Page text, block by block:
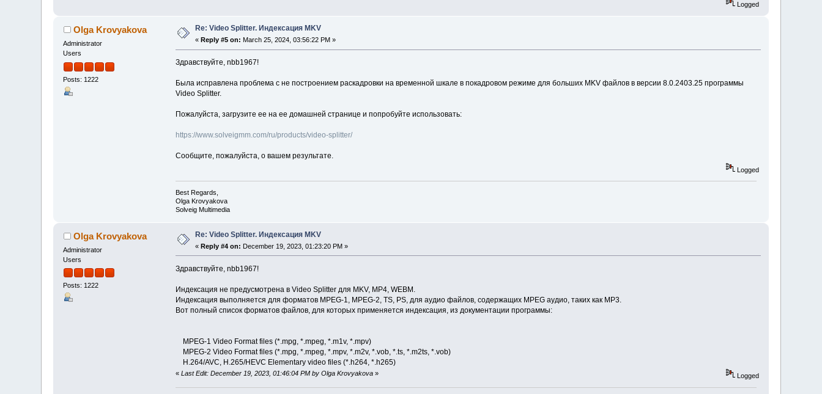
Logged
Olga Krovyakova
Administrator
Users
Posts: 1222
Re: Video Splitter. Индексация MKV
« Reply #5 on: March 25, 2024, 03:56:22 PM »
Здравствуйте, nbb1967!
Была исправлена проблема с не построением раскадровки на временной шкале в покадровом режиме для больших MKV файлов в версии 8.0.2403.25 программы
Video Splitter.
Пожалуйста, загрузите ее на ее домашней странице и попробуйте использовать:
https://www.solveigmm.com/ru/products/video-splitter/
Сообщите, пожалуйста, о вашем результате.
Logged
Best Regards,
Olga Krovyakova
Solveig Multimedia
Olga Krovyakova
Administrator
Users
Posts: 1222
Re: Video Splitter. Индексация MKV
«Reply #4 on: December 19, 2023, 01:23:20 PM »
Здравствуйте, nbb1967!
Индексация не предусмотрена в Video Splitter для MKV, MP4, WEBM.
Индексация выполняется для форматов MPEG-1, MPEG-2, TS, PS, для аудио файлов, содержащих MPEG аудио, таких как MP3.
Вот полный список форматов файлов, для которых применяется индексация, из документации программы:
MPEG-1 Video Format files (*.mpg, *.mpeg, *.m1v, *.mpv)
MPEG-2 Video Format files (*.mpg, *.mpeg, *.mpv, *.m2v, *.vob, *.ts, *.m2ts, *.vob)
H.264/AVC, H.265/HEVC Elementary video files (*.h264, *.h265)
« Last Edit: December 19, 2023, 01:46:04 PM by Olga Krovyakova» Logged